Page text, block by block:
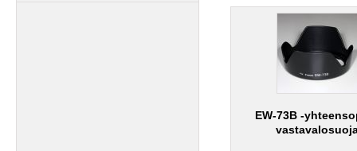
EW-73B -